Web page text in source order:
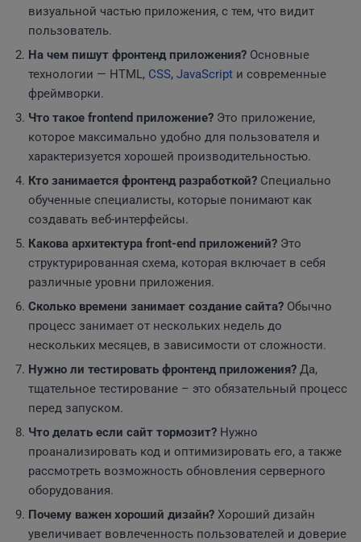
визуальной частью приложения, с тем, что видит
пользователь.
На чем пишут фронтенд приложения? Основные
технологии — HTML, CSS, JavaScript и современные
фреймворки.
Что такое frontend приложение? Это приложение,
которое максимально удобно для пользователя и
характеризуется хорошей производительностью.
Кто занимается фронтенд разработкой? Специально
обученные специалисты, которые понимают как
создавать веб-интерфейсы.
Какова архитектура front-end приложений? Это
структурированная схема, которая включает в себя
различные уровни приложения.
Сколько времени занимает создание сайта? Обычно
процесс занимает от нескольких недель до
нескольких месяцев, в зависимости от сложности.
Нужно ли тестировать фронтенд приложения? Да,
тщательное тестирование – это обязательный процесс
перед запуском.
Что делать если сайт тормозит? Нужно
проанализировать код и оптимизировать его, а также
рассмотреть возможность обновления серверного
оборудования.
Почему важен хороший дизайн? Хороший дизайн
увеличивает вовлеченность пользователей и доверие